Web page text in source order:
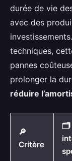
durée de vie
avec des
techniques,
pannes
prolonger la
réduire
🔎
Critère
🗂️